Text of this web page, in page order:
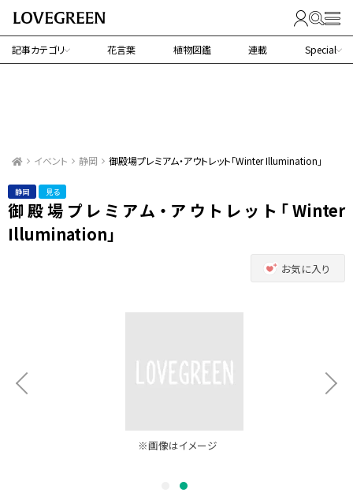
記事カテゴリ 花言葉 植物図鑑 連載 Special
イベント 静岡 御殿場プレミアム・アウトレット「Winter Illumination」
静岡 見る
御殿場プレミアム・アウトレット「Winter
Illumination」
お気に入り
※画像はイメージ